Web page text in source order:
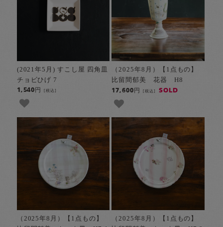
(2021年5月) すこし屋 四角皿
チョビひげ 7
1,540円[税込]
（2025年8月）【1点もの】
比留間郁美 花器 H8
17,600円 [税込] SOLD
（2025年8月）【1点もの】
（2025年8月）【1点もの】